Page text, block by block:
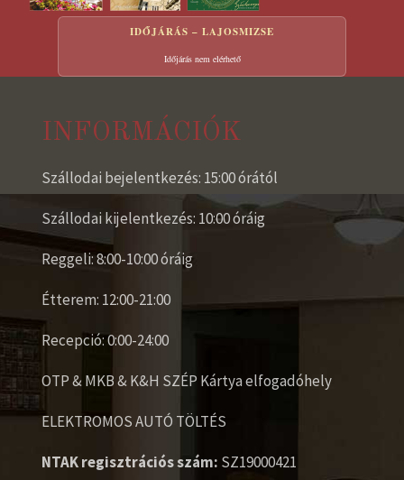
IDŐJÁRÁS – LAJOSMIZSE
Időjárás nem elérhető
INFORMÁCIÓK
Szállodai bejelentkezés: 15:00 órától
Szállodai kijelentkezés: 10:00 óráig
Reggeli: 8:00-10:00 óráig
Étterem: 12:00-21:00
Recepció: 0:00-24:00
OTP & MKB & K&H SZÉP Kártya elfogadóhely
ELEKTROMOS AUTÓ TÖLTÉS
NTAK regisztrációs szám: SZ19000421